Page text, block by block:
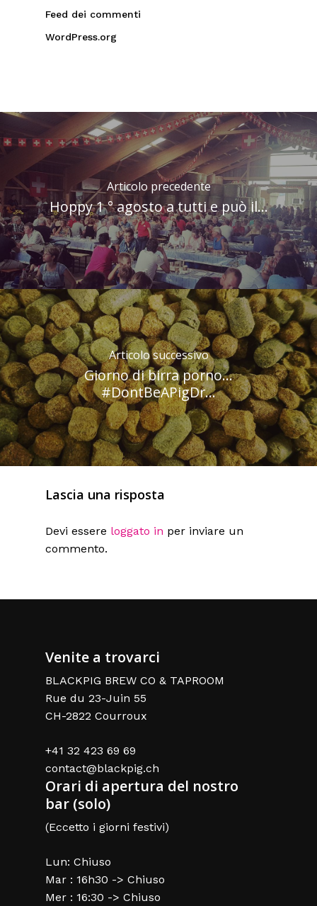
Feed dei commenti
WordPress.org
Articolo precedente
Hoppy 1 ° agosto a tutti e può il...
Articolo successivo
Giorno di birra porno...
#DontBeAPigDr...
Lascia una risposta
Devi essere loggato in per inviare un
commento.
Venite a trovarci
BLACKPIG BREW CO & TAPROOM
Rue du 23-Juin 55
CH-2822 Courroux
+41 32 423 69 69
contact@blackpig.ch
Orari di apertura del nostro
bar (solo)
(Eccetto i giorni festivi)
Lun: Chiuso
Mar : 16h30 -> Chiuso
Mer : 16:30 -> Chiuso